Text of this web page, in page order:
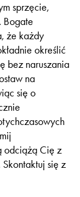
sprzęcie,
Bogate
że każdy
określić
bez naruszania
na
się o
odciążą Cię z
się z